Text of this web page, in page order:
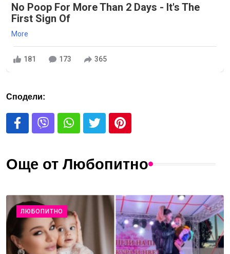
No Poop For More Than 2 Days - It's The
First Sign Of
More
181 173 365
Сподели:
Още от Любопитно
ЛЮБОПИТНО